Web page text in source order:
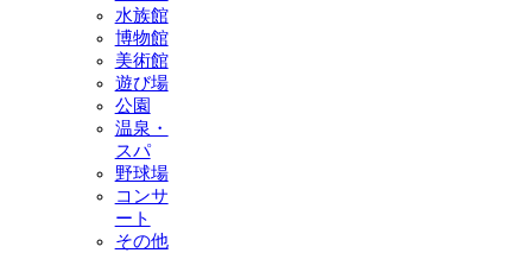
水族館
博物館
美術館
遊び場
公園
温泉・
スパ
野球場
コンサ
ート
その他